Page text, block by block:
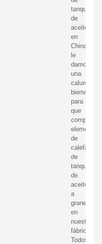
tanques
de
aceite
en
China,
le
damos
una
calurosa
bienvenida
para
que
compre
elementos
de
de
tanques
de
aceite
a
granel
en
nuestra
fábrica.
Todos